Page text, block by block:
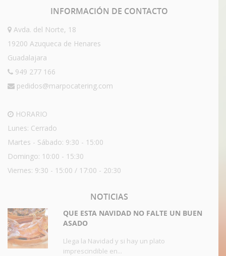
INFORMACIÓN DE CONTACTO
Avda. del Norte, 18
19200 Azuqueca de Henares
Guadalajara
949 277 166
pedidos@marpocatering.com
HORARIO
Lunes: Cerrado
Martes - Sábado: 9:30 - 15:00
Domingo: 10:00 - 15:30
Viernes: 9:30 - 15:00 / 17:00 - 20:30
NOTICIAS
QUE ESTA NAVIDAD NO FALTE UN BUEN
ASADO
Llega la Navidad y si hay un plato
imprescindible en...